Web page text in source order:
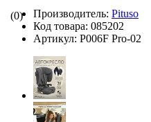
(0) Производитель: Pituso
Код товара: 085202
Артикул: P006F Pro-02